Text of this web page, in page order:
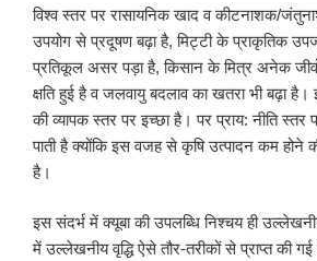
विश्व स्तर पर रासायनिक खाद व कीटनाशक/
उपयोग से प्रदूषण बढ़ा है, मिट्टी के प्राकृतिक
प्रतिकूल असर पड़ा है, किसान के मित्र अनेक जीवों
क्षति हुई है व जलवायु बदलाव का खतरा भी बढ़ा
की व्यापक स्तर पर इच्छा है। पर प्राय: नीति
पाती है क्योंकि इस वजह से कृषि उत्पादन कम होने
है।
इस संदर्भ में क्यूबा की उपलब्धि निश्चय ही
में उल्लेखनीय वृद्धि ऐसे तौर-तरीकों से प्राप्त की